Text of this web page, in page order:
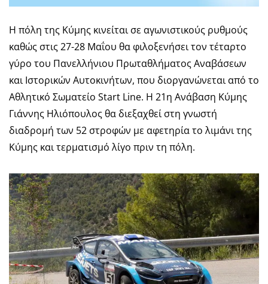
Η πόλη της Κύμης κινείται σε αγωνιστικούς ρυθμούς
καθώς στις 27-28 Μαΐου θα φιλοξενήσει τον τέταρτο
γύρο του Πανελλήνιου Πρωταθλήματος Αναβάσεων
και Ιστορικών Αυτοκινήτων, που διοργανώνεται από το
Αθλητικό Σωματείο Start Line. Η 21η Ανάβαση Κύμης
Γιάννης Ηλιόπουλος θα διεξαχθεί στη γνωστή
διαδρομή των 52 στροφών με αφετηρία το λιμάνι της
Κύμης και τερματισμό λίγο πριν τη πόλη.